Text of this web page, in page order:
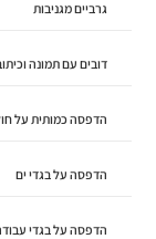
גרביים מגניבות
דובים עם תמונה
הדפסה כמותית על
הדפסה על בגדי ים
הדפסה על בגדי